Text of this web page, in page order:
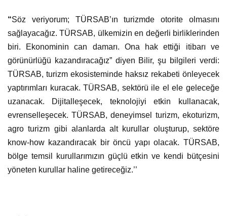
“Söz veriyorum; TÜRSAB’ın turizmde otorite olmasını
sağlayacağız. TÜRSAB, ülkemizin en değerli birliklerinden
biri. Ekonominin can damarı. Ona hak ettiği itibarı ve
görünürlüğü kazandıracağız” diyen Bilir, şu bilgileri verdi:
TÜRSAB, turizm ekosisteminde haksız rekabeti önleyecek
yaptırımları kuracak. TÜRSAB, sektörü ile el ele geleceğe
uzanacak. Dijitalleşecek, teknolojiyi etkin kullanacak,
evrenselleşecek. TÜRSAB, deneyimsel turizm, ekoturizm,
agro turizm gibi alanlarda alt kurullar oluşturup, sektöre
know-how kazandıracak bir öncü yapı olacak. TÜRSAB,
bölge temsil kurullarımızın güçlü etkin ve kendi bütçesini
yöneten kurullar haline getireceğiz.’’